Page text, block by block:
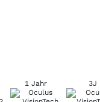
1 Jahr 3J